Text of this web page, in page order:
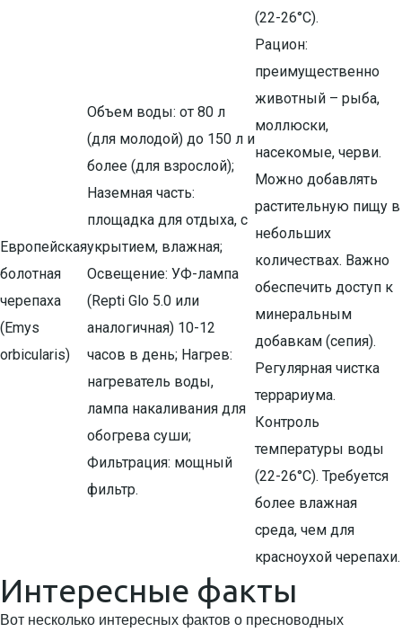
(22-26°C).
Европейская
болотная
черепаха
(Emys
orbicularis)
Объем воды: от 80 л
(для молодой) до 150 л и
более (для взрослой);
Наземная часть:
площадка для отдыха, с
укрытием, влажная;
Освещение: УФ-лампа
(Repti Glo 5.0 или
аналогичная) 10-12
часов в день; Нагрев:
нагреватель воды,
лампа накаливания для
обогрева суши;
Фильтрация: мощный
фильтр.
Рацион:
преимущественно
животный – рыба,
моллюски,
насекомые, черви.
Можно добавлять
растительную пищу в
небольших
количествах. Важно
обеспечить доступ к
минеральным
добавкам (сепия).
Регулярная чистка
террариума.
Контроль
температуры воды
(22-26°C). Требуется
более влажная
среда, чем для
красноухой черепахи.
Интересные факты
Вот несколько интересных фактов о пресноводных